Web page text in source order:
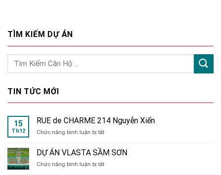
TÌM KIẾM DỰ ÁN
TIN TỨC MỚI
15
Th12
RUE de CHARME 214 Nguyễn Xiển
Chức năng bình luận bị tắtở
de
CHARME
214
DỰ ÁN VLASTA SẦM SƠN
Chức năng bình luận bị tắtở